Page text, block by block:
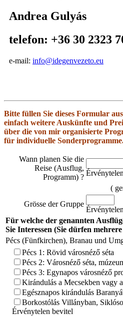
Andrea Gulyás
telefon: +36 30 2323
e-mail: info@idegenvezeto.eu
Bitte füllen Sie dieses Formular
einfach weitere Auskünfte und
über die von mir organisierte
für individuelle
Wann planen Sie die
Reise (Ausflug,
Programm) ?
(
Grösse der Gruppe
Für welche der genannten
Sie Interessen (Sie dürfen
Pécs (Fünfkirchen), Branau und
Pécs 1: Rövid városnéző séta
Pécs 2: Városnéző séta,
Pécs 3: Egynapos városnéző
Kirándulás a Mecsekben vagy
Egésznapos kirándulás
Borkostólás Villányban,
Érvénytelen bevitel